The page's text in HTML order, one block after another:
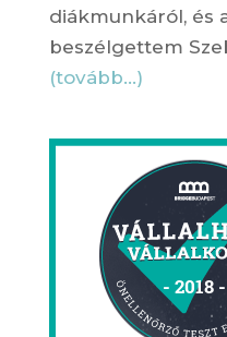
diákmunkáról, és
beszélgettem
(tovább…)